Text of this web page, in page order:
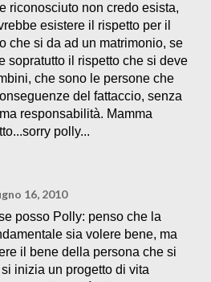
riconosciuto non credo esista,
esistere il rispetto per il
che si da ad un matrimonio, se
sopratutto il rispetto che si deve
che sono le persone che
del fattaccio, senza
responsabilità. Mamma
polly...
16, 2010
posso Polly: penso che la
sia volere bene, ma
il bene della persona che si
inizia un progetto di vita